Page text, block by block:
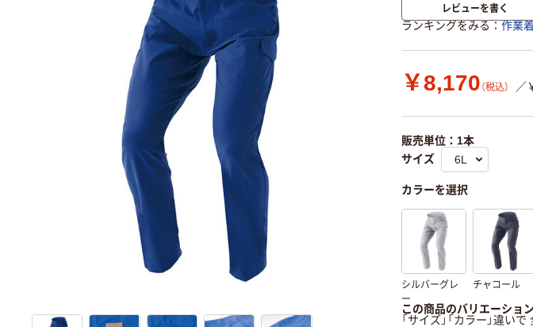
レビューを書く
ランキングをみる 作業
￥8,170 （税込） ／
販売単位：1本
サイズ
カラーを選択
シルバーグレ
ー
チャコール
この商品のバリエーション
「サイズ」「カラー」違い